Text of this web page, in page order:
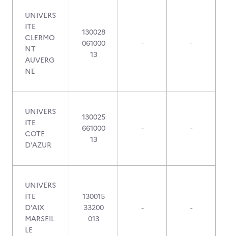
UNIVERS
ITE
CLERMO
NT
AUVERG
NE
130028
061000
13
- -
UNIVERS
ITE
COTE
D'AZUR
130025
661000
13
- -
UNIVERS
ITE
D'AIX
MARSEIL
LE
130015
33200
013
- -